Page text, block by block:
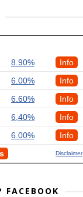
8.90%
Info
6.00%
Info
6.60%
Info
6,40%
Info
6.00%
Info
Disclaimer
FACEBOOK